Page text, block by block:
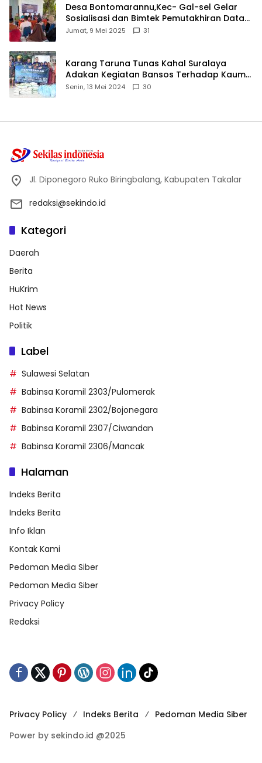
Desa Bontomarannu,Kec- Gal-sel Gelar
Sosialisasi dan Bimtek Pemutakhiran Data
ID
Jumat, 9 Mei 2025 31
Karang Taruna Tunas Kahal Suralaya
Adakan Kegiatan Bansos Terhadap Kaum
Dhuafa dan Anak Yatim-Piatu
Senin, 13 Mei 2024 30
Jl. Diponegoro Ruko Biringbalang, Kabupaten Takalar
redaksi@sekindo.id
Kategori
Daerah
Berita
HuKrim
Hot News
Politik
Label
Sulawesi Selatan
Babinsa Koramil 2303/Pulomerak
Babinsa Koramil 2302/Bojonegara
Babinsa Koramil 2307/Ciwandan
Babinsa Koramil 2306/Mancak
Halaman
Indeks Berita
Indeks Berita
Info Iklan
Kontak Kami
Pedoman Media Siber
Pedoman Media Siber
Privacy Policy
Redaksi
Privacy Policy Indeks Berita
Pedoman Media Siber
Power by sekindo.id @2025